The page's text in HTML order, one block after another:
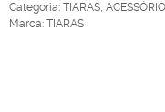
Categoria: TIARAS,
Marca: TIARAS